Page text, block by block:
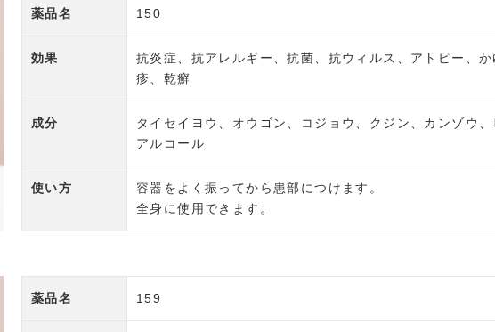
薬品名 150
効果
抗炎症、抗アレルギー、抗菌、抗ウィルス、アトピー、
疹、乾癬
成分
タイセイヨウ、オウゴン、コジョウ、クジン、カンゾウ、
アルコール
使い方
容器をよく振ってから患部につけます。
全身に使用できます。
薬品名 159